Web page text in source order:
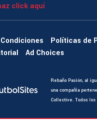
click aquí
Políticas de
Ad Choices
Rebaño Pasión, al
una compañía
Collective. Todos